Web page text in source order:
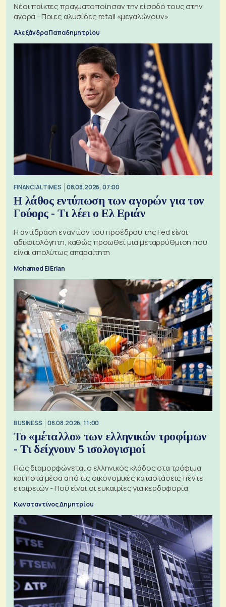
Νέοι παίκτες πραγματοποίησαν την είσοδό τους στην
αγορά - Ποιες αλυσίδες retail «μεγαλώνουν»
Αλεξάνδρα Παπαδημητρίου
FINANCIAL TIMES 08.08.2026, 07:00
Η λάθος εντύπωση των αγορών για τον
Γούορς - Τι λέει ο Ελ Εριάν
Η αντίδραση εναντίον του προέδρου της Fed είναι
αδικαιολόγητη, καθώς προωθεί μια μεταρρύθμιση που
είναι απολύτως απαραίτητη
Mohamed El Erian
BUSINESS 08.08.2026, 11:00
Το «μέταλλο» των ελληνικών τροφίμων
- Τι δείχνουν 5 ισολογισμοί
Πώς διαμορφώνεται ο ελληνικός κλάδος στα τρόφιμα
και ποτά μέσα από τις οικονομικές καταστάσεις πέντε
εταιρειών - Πού είναι οι ευκαιρίες για κερδοφορία
Κωνσταντίνος Δημητρίου